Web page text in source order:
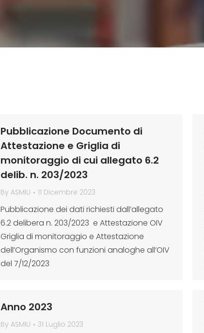
Pubblicazione Documento di
Attestazione e Griglia di
monitoraggio di cui allegato 6.2
delib. n. 203/2023
By ASMIU 11 Dicembre 2023
Pubblicazione dei dati richiesti dall’allegato
6.2 delibera n. 203/2023 e Attestazione OIV
Griglia di monitoraggio e Attestazione
dell’Organismo con funzioni analoghe all’OIV
del 7/12/2023
Anno 2023
By ASMIU 31 Luglio 2023